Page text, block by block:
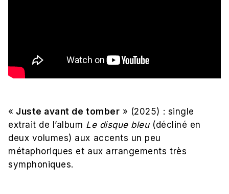
« Juste avant de tomber » (2025) : single
extrait de l’album Le disque bleu(décliné en
deux volumes) aux accents un peu
métaphoriques et aux arrangements très
symphoniques.